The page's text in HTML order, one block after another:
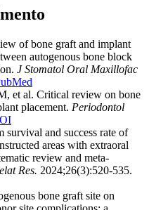
of bone graft and implant
autogenous bone block
J Stomatol Oral Maxillofac
et al. Critical review on bone
placement. Periodontol
and success rate of
areas with extraoral
review and meta-
Res. 2024;26(3):520-535.
bone graft site on